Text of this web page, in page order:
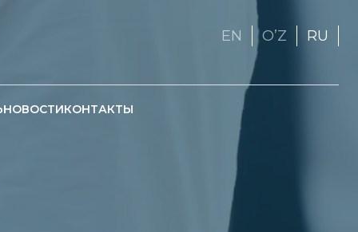
EN OʼZ RU
НОВОСТИКОНТАКТЫ